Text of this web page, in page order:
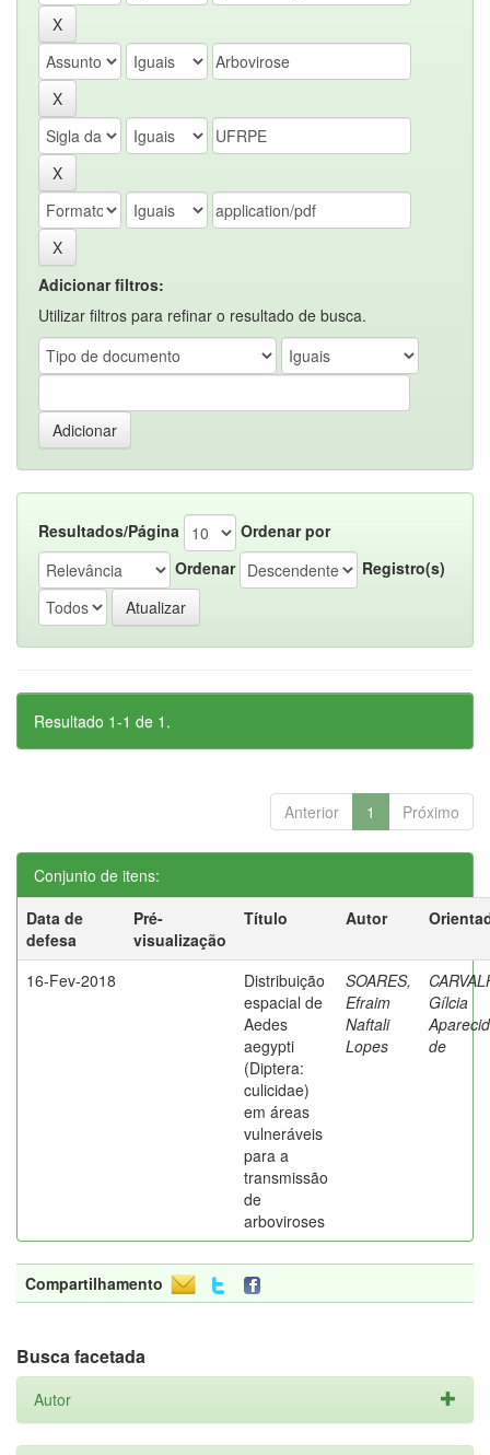
Adicionar filtros:
Utilizar filtros para refinar o resultado de busca.
Resultados/Página
Ordenar por
Ordenar
Registro(s)
Resultado 1-1 de 1.
Anterior 1 Próximo
Conjunto de itens:
Data de
defesa
Pré-
visualização
Título Autor
16-Fev-2018
Distribuição
espacial de
Aedes
aegypti
(Diptera:
culicidae)
em áreas
vulneráveis
para a
transmissão
de
arboviroses
SOARES,
Efraim
Naftali
Lopes
Gílcia
de
Compartilhamento
Busca facetada
Autor